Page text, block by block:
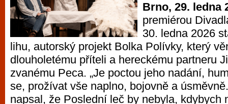
Brno, 29. ledna
premiérou
30. ledna 2026
lihu, autorský projekt Bolka Polívky, který
dlouholetému příteli a hereckému partneru
zvanému Peca. „Je poctou jeho nadání,
se, prožívat vše naplno, bojovně a
napsal, že Poslední leč by nebyla, kdybych